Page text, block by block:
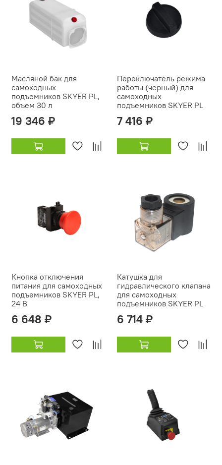
Масляной бак для
самоходных
подъемников SKYER PL,
объем 30 л
19 346 ₽
Переключатель режима
работы (черный) для
самоходных
подъемников SKYER PL
7 416 ₽
Кнопка отключения
питания для самоходных
подъемников SKYER PL,
24 В
6 648 ₽
Катушка для
гидравлического клапана
для самоходных
подъемников SKYER PL
6 714 ₽